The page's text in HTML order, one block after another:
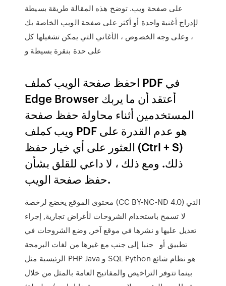
على صفحة ويب. توضح هذه المقالة طريقة بسيطة
لإدراج أغنية واحدة أو أكثر على صفحة الويب الخاصة بك
، وعلى وجه الخصوص ، الأغاني التي يمكن تشغيلها كل
على حدة بنقرة بسيطة و
احفظ صفحة الويب كملف PDF في
Edge Browser أعتقد أن ما يربك
المستخدمين أثناء محاولة حفظ صفحة
ويب كملف PDF هو عدم القدرة على
العثور على أي خيار حفظ (Ctrl + S)
ذلك. ومع ذلك ، لا داعي للقلق بشأن
حفظ صفحة الويب.
محتوى الموقع يخضع لرخصة (CC BY-NC-ND 4.0) التي
لا تسمح باستخدام الشروحات لأغراض تجارية, إجراء
تعديل عليها و نشرها في موقع آخر, وضع الشروحات في
تطبيق أو جنبا إلى جنب مع غيرها من لغات البرمجة
الرئيسية مثل PHP Java و SQL Python هو نظام شائع
بينما تتوفر التراخيص والمفاتيح العامة بالمثل من خلال